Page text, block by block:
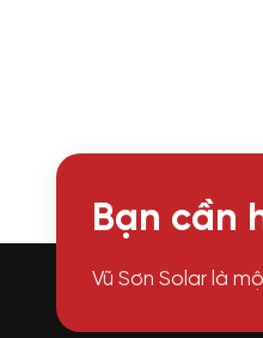
Bạn cần
Vũ Sơn Solar là